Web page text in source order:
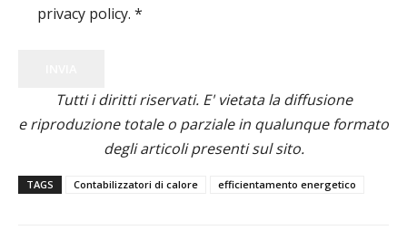
privacy policy. *
Tutti i diritti riservati. E' vietata la diffusione
e riproduzione totale o parziale in qualunque formato
degli articoli presenti sul sito.
TAGS Contabilizzatori di calore efficientamento energetico